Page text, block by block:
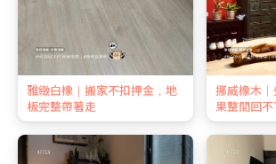
雅緻白橡｜搬家不扣押金，地
板完整帶著走
挪威橡木
果整間回不